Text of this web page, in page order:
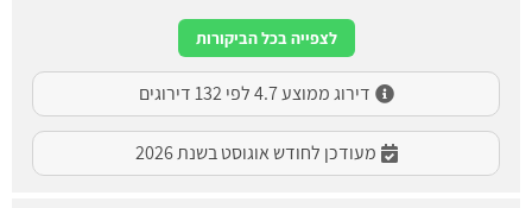
לצפייה בכל הביקורות
דירוג ממוצע 4.7 לפי 132 דירוגים
מעודכן לחודש אוגוסט בשנת 2026